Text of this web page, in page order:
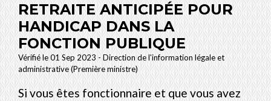
RETRAITE ANTICIPÉE POUR
HANDICAP DANS LA
FONCTION PUBLIQUE
Vérifié le 01 Sep 2023 - Direction de l'information légale et
administrative (Première ministre)
Si vous êtes fonctionnaire et que vous avez